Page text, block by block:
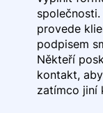
provede
podpisem
Někteří
kontakt,
zatímco jiní